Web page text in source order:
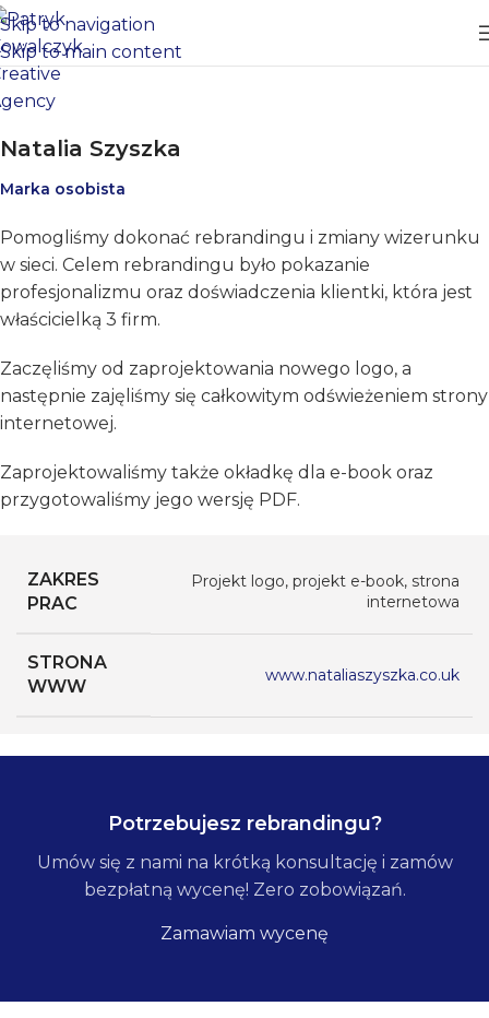
Skip to navigation
Skip to main content
Natalia Szyszka
Marka osobista
Pomogliśmy dokonać rebrandingu i zmiany wizerunku
w sieci. Celem rebrandingu było pokazanie
profesjonalizmu oraz doświadczenia klientki, która jest
właścicielką 3 firm.
Zaczęliśmy od zaprojektowania nowego logo, a
następnie zajęliśmy się całkowitym odświeżeniem strony
internetowej.
Zaprojektowaliśmy także okładkę dla e-book oraz
przygotowaliśmy jego wersję PDF.
ZAKRES
PRAC
Projekt logo, projekt e-book, strona
internetowa
STRONA
WWW
www.nataliaszyszka.co.uk
Potrzebujesz rebrandingu?
Umów się z nami na krótką konsultację i zamów
bezpłatną wycenę! Zero zobowiązań.
Zamawiam wycenę